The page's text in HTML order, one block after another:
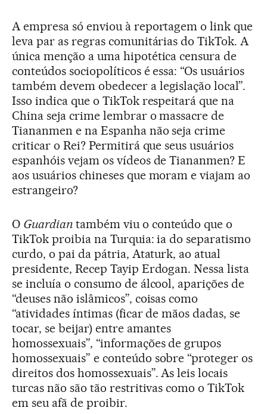
A empresa só enviou à reportagem o link que
leva par as regras comunitárias do TikTok. A
única menção a uma hipotética censura de
conteúdos sociopolíticos é essa: “Os usuários
também devem obedecer a legislação local”.
Isso indica que o TikTok respeitará que na
China seja crime lembrar o massacre de
Tiananmen e na Espanha não seja crime
criticar o Rei? Permitirá que seus usuários
espanhóis vejam os vídeos de Tiananmen? E
aos usuários chineses que moram e viajam ao
estrangeiro?
O Guardiantambém viu o conteúdo que o
TikTok proibia na Turquia: ia do separatismo
curdo, o pai da pátria, Ataturk, ao atual
presidente, Recep Tayip Erdogan. Nessa lista
se incluía o consumo de álcool, aparições de
“deuses não islâmicos”, coisas como
“atividades íntimas (ficar de mãos dadas, se
tocar, se beijar) entre amantes
homossexuais”, “informações de grupos
homossexuais” e conteúdo sobre “proteger os
direitos dos homossexuais”. As leis locais
turcas não são tão restritivas como o TikTok
em seu afã de proibir.